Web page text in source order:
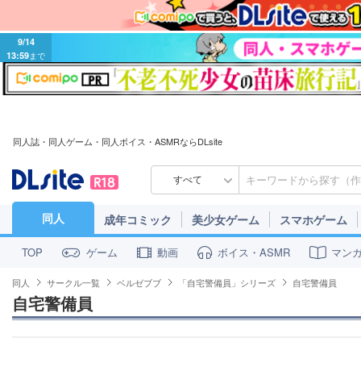
9/14
13:59まで
同人誌・同人ゲーム・同人ボイス・ASMRならDLsite
すべて
同人 成年コミック 美少女ゲーム スマホゲーム
TOP ゲーム 動画 ボイス・ASMR マン
同人 サークル一覧 ベルゼブブ 「自宅警備員」シリーズ 自宅警備員
自宅警備員